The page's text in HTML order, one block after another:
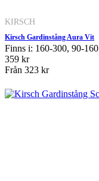
KIRSCH
Kirsch Gardinstång Aura Vit
Finns i: 160-300, 90-160
359 kr
Från 323 kr